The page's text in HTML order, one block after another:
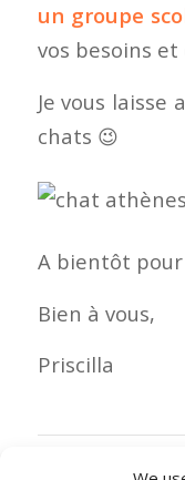
un groupe
vos besoins et
Je vous laisse
chats 😉
A bientôt
Bien à vous,
Priscilla